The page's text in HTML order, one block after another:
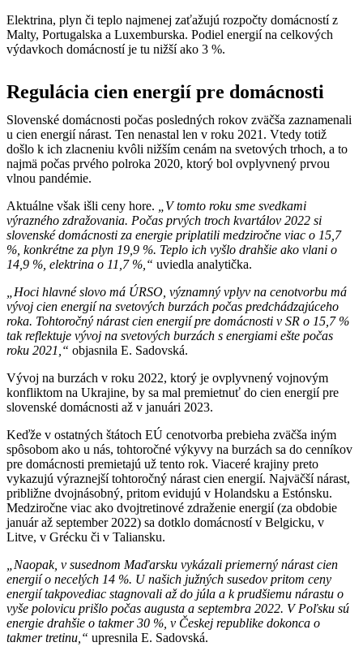
Elektrina, plyn či teplo najmenej zaťažujú rozpočty domácností z
Malty, Portugalska a Luxemburska. Podiel energií na celkových
výdavkoch domácností je tu nižší ako 3 %.
Regulácia cien energií pre domácnosti
Slovenské domácnosti počas posledných rokov zväčša zaznamenali
u cien energií nárast. Ten nenastal len v roku 2021. Vtedy totiž
došlo k ich zlacneniu kvôli nižším cenám na svetových trhoch, a to
najmä počas prvého polroka 2020, ktorý bol ovplyvnený prvou
vlnou pandémie.
Aktuálne však išli ceny hore.
„V tomto roku sme svedkami
výrazného zdražovania. Počas prvých troch kvartálov 2022 si
slovenské domácnosti za energie priplatili medziročne viac o 15,7
%, konkrétne za plyn 19,9 %. Teplo ich vyšlo drahšie ako vlani o
14,9 %, elektrina o 11,7 %,“ uviedla analytička.
„Hoci hlavné slovo má ÚRSO, významný vplyv na cenotvorbu má
vývoj cien energií na svetových burzách počas predchádzajúceho
roka. Tohtoročný nárast cien energií pre domácnosti v SR o 15,7 %
tak reflektuje vývoj na svetových burzách s energiami ešte počas
roku 2021,“ objasnila E. Sadovská.
Vývoj na burzách v roku 2022, ktorý je ovplyvnený vojnovým
konfliktom na Ukrajine, by sa mal premietnuť do cien energií pre
slovenské domácnosti až v januári 2023.
Keďže v ostatných štátoch EÚ cenotvorba prebieha zväčša iným
spôsobom ako u nás, tohtoročné výkyvy na burzách sa do cenníkov
pre domácnosti premietajú už tento rok. Viaceré krajiny preto
vykazujú výraznejší tohtoročný nárast cien energií. Najväčší nárast,
približne dvojnásobný, pritom evidujú v Holandsku a Estónsku.
Medziročne viac ako dvojtretinové zdraženie energií (za obdobie
január až september 2022) sa dotklo domácností v Belgicku, v
Litve, v Grécku či v Taliansku.
„Naopak, v susednom Maďarsku vykázali priemerný nárast cien
energií o necelých 14 %. U našich južných susedov pritom ceny
energií takpovediac stagnovali až do júla a k prudšiemu nárastu o
vyše polovicu prišlo počas augusta a septembra 2022. V Poľsku sú
energie drahšie o takmer 30 %, v Českej republike dokonca o
takmer tretinu,“ upresnila E. Sadovská.